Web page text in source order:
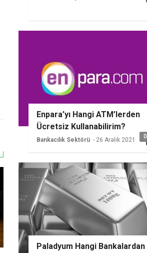
Enpara’yı Hangi ATM’lerden
Ücretsiz Kullanabilirim?
Bankacılık Sektörü - 26 Aralık 2021 0
Paladyum Hangi Bankalardan